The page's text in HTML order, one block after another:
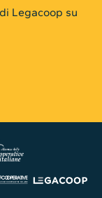
Legacoop su